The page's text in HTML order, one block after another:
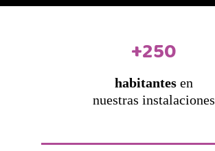
+250
habitantes en
nuestras instalaciones